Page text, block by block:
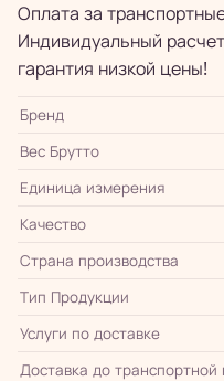
Оплата за
Индивидуальный
гарантия низкой цены!
Бренд
Вес Брутто
Единица измерения
Качество
Страна производства
Тип Продукции
Услуги по доставке
Доставка до транспортной